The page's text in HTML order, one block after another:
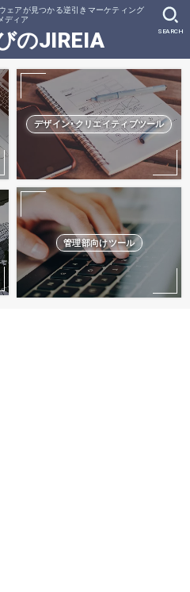
ェアが見つかる逆引きマーケティング
ディア
のJIREIA SEARCH
デザイン･クリエイティブツール
管理部向けツール